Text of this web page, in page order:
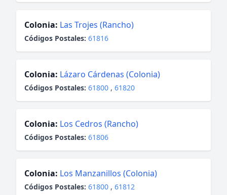
Colonia: Las Trojes (Rancho)
Códigos Postales: 61816
Colonia: Lázaro Cárdenas (Colonia)
Códigos Postales: 61800 , 61820
Colonia: Los Cedros (Rancho)
Códigos Postales: 61806
Colonia: Los Manzanillos (Colonia)
Códigos Postales: 61800 , 61812